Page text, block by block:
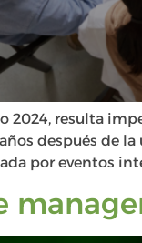
2024, resulta
después de
por eventos